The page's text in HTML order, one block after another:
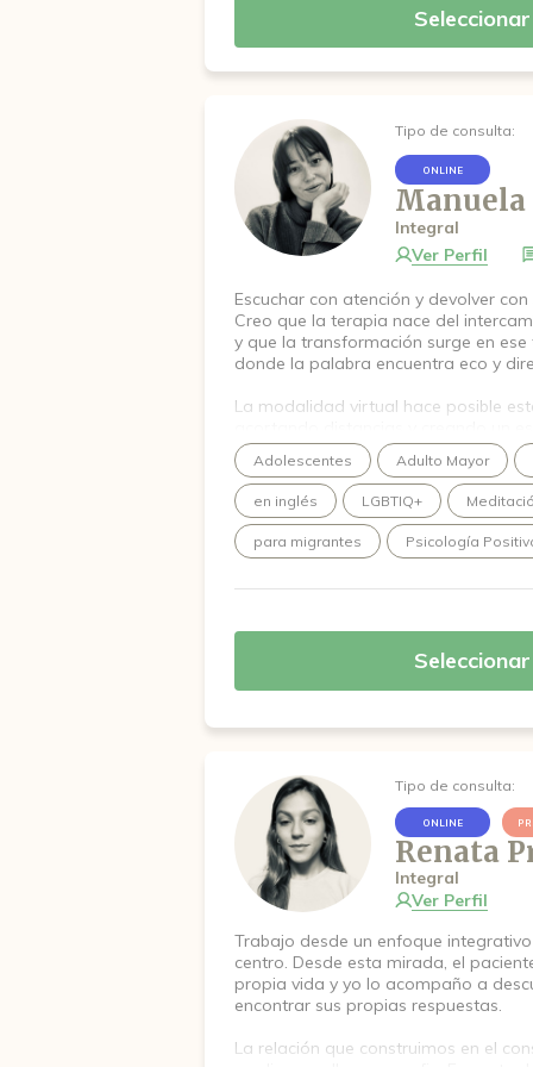
pensamientos o las emociones
habilidades que te permitan
manera más flexible, ampliar tu
Seleccionar
Tipo de consulta:
ONLINE
Integral
Ver Perfil
Escuchar con atención y devolver con
Creo que la terapia nace del
y que la transformación surge en
donde la palabra encuentra eco y
La modalidad virtual hace posible
accesible,
donde algo nuevo pueda empezar a
Adolescentes Adulto Mayor
en inglés LGBTIQ+
para migrantes Psicología
Seleccionar
Tipo de consulta:
ONLINE
Renata
Integral
Ver Perfil
Trabajo desde un enfoque
centro. Desde esta mirada, el
propia vida y yo lo acompaño a
encontrar sus propias respuestas.
La relación que construimos en el